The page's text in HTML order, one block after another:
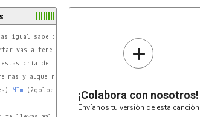
igual sabe que yo te espero
vas a tener al sol de nuevo
cria de lobos esta haciendo
mas y auque no este no tengas miedo
MIm (2golpes) repite....
+
¡Colabora con nosotros!
Envíanos tu versión de esta canción